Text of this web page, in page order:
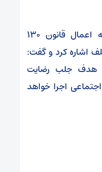
فرمانده انتظامی‌میامی به اعمال قانون ۱۳۰
اشاره کرد و گفت:
هدف جلب رضایت
اجرا خواهد